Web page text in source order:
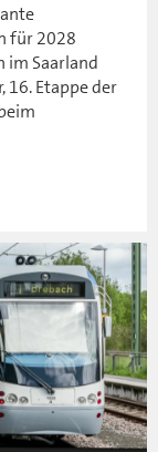
für 2028
im Saarland
16. Etappe der